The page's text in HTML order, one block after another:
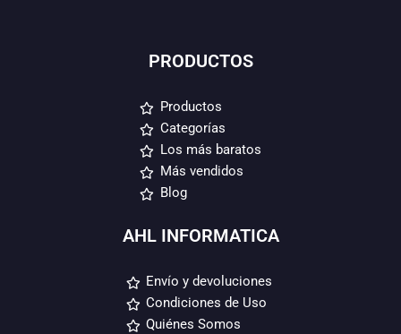
PRODUCTOS
Productos
Categorías
Los más baratos
Más vendidos
Blog
AHL INFORMATICA
Envío y devoluciones
Condiciones de Uso
Quiénes Somos